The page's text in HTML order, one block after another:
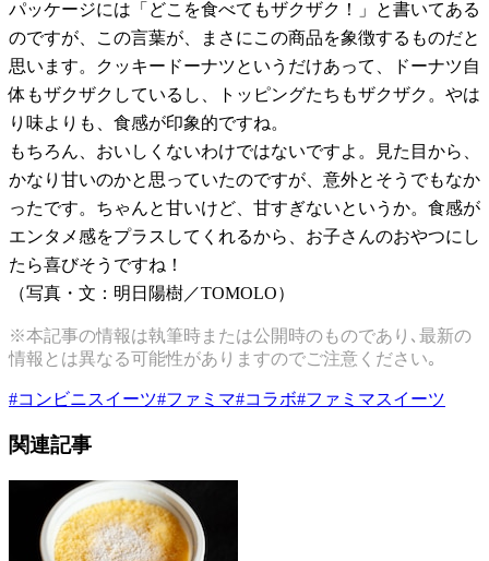
パッケージには「どこを食べてもザクザク！」と書いてある
のですが、この言葉が、まさにこの商品を象徴するものだと
思います。クッキードーナツというだけあって、ドーナツ自
体もザクザクしているし、トッピングたちもザクザク。やは
り味よりも、食感が印象的ですね。
もちろん、おいしくないわけではないですよ。見た目から、
かなり甘いのかと思っていたのですが、意外とそうでもなか
ったです。ちゃんと甘いけど、甘すぎないというか。食感が
エンタメ感をプラスしてくれるから、お子さんのおやつにし
たら喜びそうですね！
（写真・文：明日陽樹／TOMOLO）
※本記事の情報は執筆時または公開時のものであり､最新の
情報とは異なる可能性がありますのでご注意ください｡
#コンビニスイーツ#ファミマ#コラボ#ファミマスイーツ
関連記事